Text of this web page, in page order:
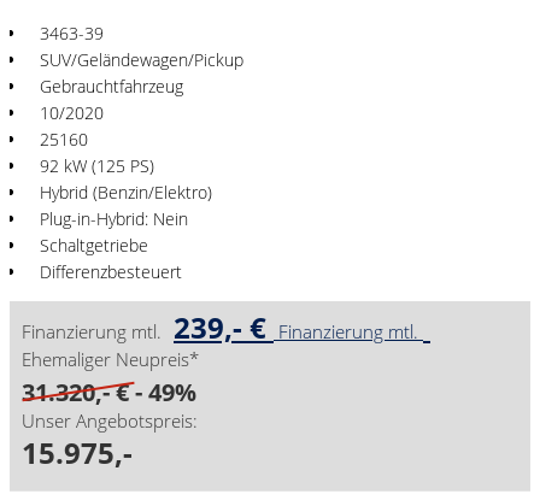
3463-39
SUV/Geländewagen/Pickup
Gebrauchtfahrzeug
10/2020
25160
92 kW (125 PS)
Hybrid (Benzin/Elektro)
Plug-in-Hybrid: Nein
Schaltgetriebe
Differenzbesteuert
Finanzierung mtl. 239,- € Finanzierung mtl.
Ehemaliger Neupreis*
31.320,- €- 49%
Unser Angebotspreis:
15.975,-